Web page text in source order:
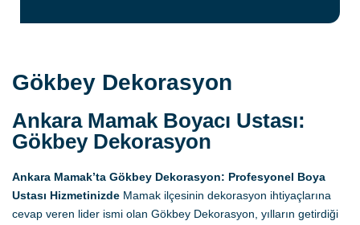
Gökbey Dekorasyon
Ankara Mamak Boyacı Ustası:
Gökbey Dekorasyon
Ankara Mamak’ta Gökbey Dekorasyon: Profesyonel Boya
Ustası Hizmetinizde Mamak ilçesinin dekorasyon ihtiyaçlarına
cevap veren lider ismi olan Gökbey Dekorasyon, yılların getirdiği